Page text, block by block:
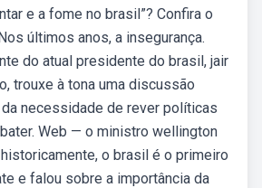
e a fome no brasil”? Confira o
últimos anos, a insegurança.
do atual presidente do brasil, jair
trouxe à tona uma discussão
necessidade de rever políticas
Web — o ministro wellington
o brasil é o primeiro
e falou sobre a importância da